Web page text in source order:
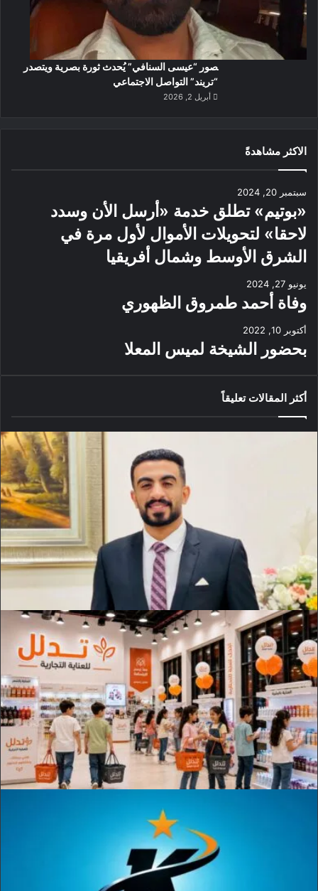
صور “عيسى السنافي” يُحدث ثورة بصرية ويتصدر
“تريند” التواصل الاجتماعي
أبريل 2, 2026
الاكثر مشاهدةً
سبتمبر 20, 2024
«بوتيم» تطلق خدمة «أرسل الأن وسدد
لاحقا» لتحويلات الأموال لأول مرة في
الشرق الأوسط وشمال أفريقيا
يونيو 27, 2024
وفاة أحمد طمروق الظهوري
أكتوبر 10, 2022
بحضور الشيخة لميس المعلا
أكثر المقالات تعليقاً